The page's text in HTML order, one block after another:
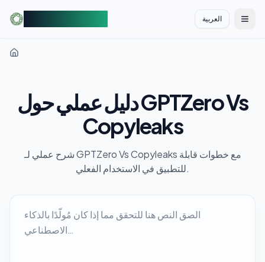
العربية 切换
دليل عملي حول GPTZero Vs
Copyleaks
شرح عملي لـ GPTZero Vs Copyleaks مع خطوات قابلة
للتطبيق في الاستخدام الفعلي.